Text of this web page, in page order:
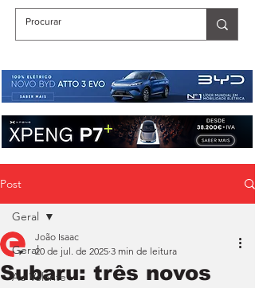
Post
Geral
Ao Volante
Geral
Subaru: três novos
João Isaac
20 de jul. de 2025 3 min de leitura